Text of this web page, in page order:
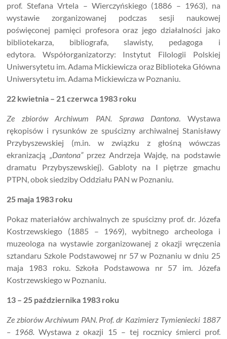
prof. Stefana Vrtela – Wierczyńskiego (1886 – 1963), na
wystawie zorganizowanej podczas sesji naukowej
poświęconej pamięci profesora oraz jego działalności jako
bibliotekarza, bibliografa, slawisty, pedagoga i
edytora. Współorganizatorzy: Instytut Filologii Polskiej
Uniwersytetu im. Adama Mickiewicza oraz Biblioteka Główna
Uniwersytetu im. Adama Mickiewicza w Poznaniu.
22 kwietnia – 21 czerwca 1983 roku
Ze zbiorów Archiwum PAN. Sprawa Dantona. Wystawa
rękopisów i rysunków ze spuścizny archiwalnej Stanisławy
Przybyszewskiej (m.in. w związku z głośną wówczas
ekranizacją „Dantona”przez Andrzeja Wajdę, na podstawie
dramatu Przybyszewskiej). Gabloty na I piętrze gmachu
PTPN, obok siedziby Oddziału PAN w Poznaniu.
25 maja 1983 roku
Pokaz materiałów archiwalnych ze spuścizny prof. dr. Józefa
Kostrzewskiego (1885 – 1969), wybitnego archeologa i
muzeologa na wystawie zorganizowanej z okazji wręczenia
sztandaru Szkole Podstawowej nr 57 w Poznaniu w dniu 25
maja 1983 roku. Szkoła Podstawowa nr 57 im. Józefa
Kostrzewskiego w Poznaniu.
13 – 25 października 1983 roku
Ze zbiorów Archiwum PAN. Prof. dr Kazimierz Tymieniecki 1887
– 1968.Wystawa z okazji 15 – tej rocznicy śmierci prof.